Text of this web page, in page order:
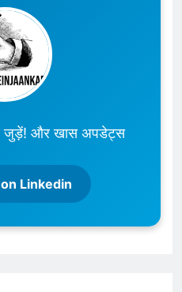
जुड़ें! और खास अपडेट्स
Linkedin